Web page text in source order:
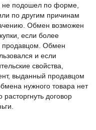
не подошел по форме,
по другим причинам
Обмен возможен
если более
продавцом. Обмен
и если
свойства,
выданный продавцом
нужного товара нет
договор